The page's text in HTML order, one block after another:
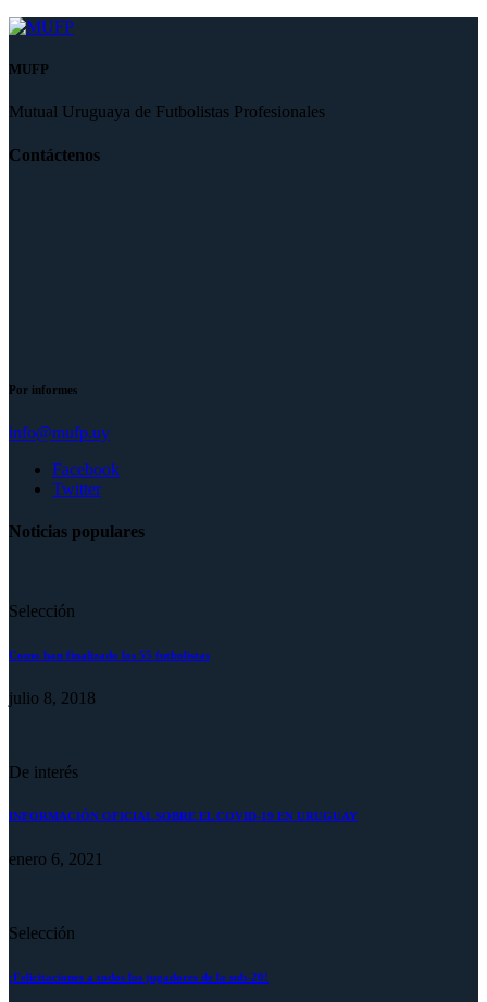
MUFP
Mutual Uruguaya de Futbolistas Profesionales
Contáctenos
Por informes
info@mufp.uy
Facebook
Twitter
Noticias populares
Selección
Como han finalizado los 55 futbolistas
julio 8, 2018
De interés
INFORMACIÓN OFICIAL SOBRE EL COVID-19 EN URUGUAY
enero 6, 2021
Selección
¡Felicitaciones a todos los jugadores de la sub-20!